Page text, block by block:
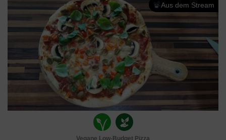
Aus dem Stream
Vegane Low-Budget Pizza